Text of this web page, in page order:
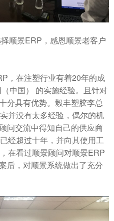
景ERP，感恩顺景老客户
在注塑行业有着20年的成
中国） 的实施经验。且针对
分具有优势。毅丰塑胶李总
并没有太多经验，偶尔的机
问交流中得知自己的供应商
经超过十年，并向其使用工
在看过顺景顾问对顺景ERP
后，对顺景系统做出了充分